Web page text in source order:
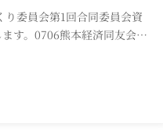
委員会第1回合同委員会資
す。0706熊本経済同友会ま